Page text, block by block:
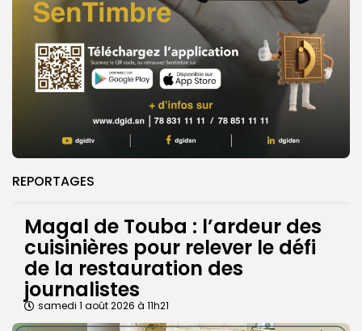
REPORTAGES
Magal de Touba : l’ardeur des
cuisinières pour relever le défi
de la restauration des
journalistes
samedi 1 août 2026 à 11h21